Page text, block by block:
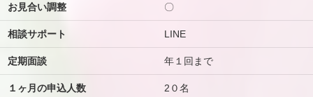
お見合い調整 〇
相談サポート LINE
定期面談 年１回まで
１ヶ月の申込人数 2０名